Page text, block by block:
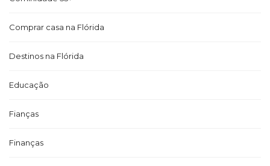
Comprar casa na Flórida
Destinos na Flórida
Educação
Fianças
Finanças